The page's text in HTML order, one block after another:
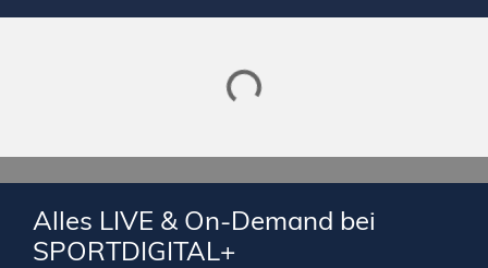
Lade SPORTDIGITAL+ Mediathek
Alles LIVE & On-Demand bei
SPORTDIGITAL+